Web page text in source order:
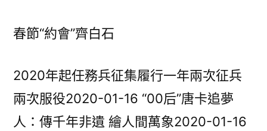
春節“約會”齊白石
2020年起任務兵征集履行一年兩次征兵
兩次服役2020-01-16 “00后”唐卡追夢
人：傳千年非遺 繪人間萬象2020-01-16